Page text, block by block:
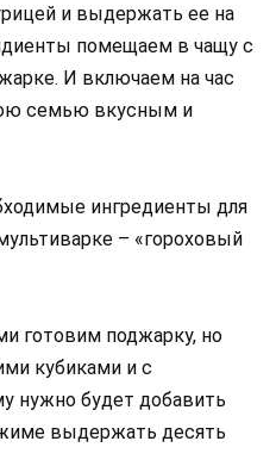
и выдержать ее на
помещаем в чащу с
И включаем на час
семью вкусным и
ингредиенты для
– «гороховый
готовим поджарку, но
кубиками и с
нужно будет добавить
выдержать десять